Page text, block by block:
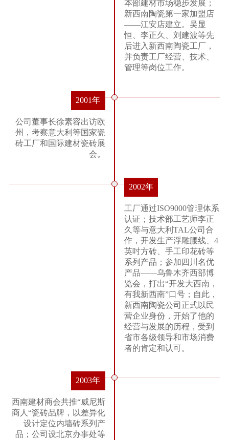
本部建材市场稳步发展；
新西南陶瓷第一家加盟店
——江安店建立。吴显
恒、李正久、刘建波等先
后进入新西南陶瓷工厂，
并负责工厂经营、技术、
管理等岗位工作。
2001年
公司董事长徐素容出访欧
州，考察意大利等国家瓷
砖工厂和国际建材瓷砖展
会。
2002年
工厂通过ISO9000管理体系
认证；技术部工艺师李正
久等与意大利TAL公司合
作，开发生产浮雕腰线、4
英吋方砖、手工印花砖等
系列产品；参加四川名优
产品——乌鲁木齐西部博
览会，打出“开发大西南，
有我新西南”口号；自此，
新西南陶瓷公司正式以民
营企业身份，开始了他的
经营与发展的历程，受到
省市各级领导和市场消费
者的肯定和认可。
2003年
西南建材商会共推“威尼斯
商人“瓷砖品牌，以差异化
设计定位内墙砖系列产
品；公司设北京办事处等